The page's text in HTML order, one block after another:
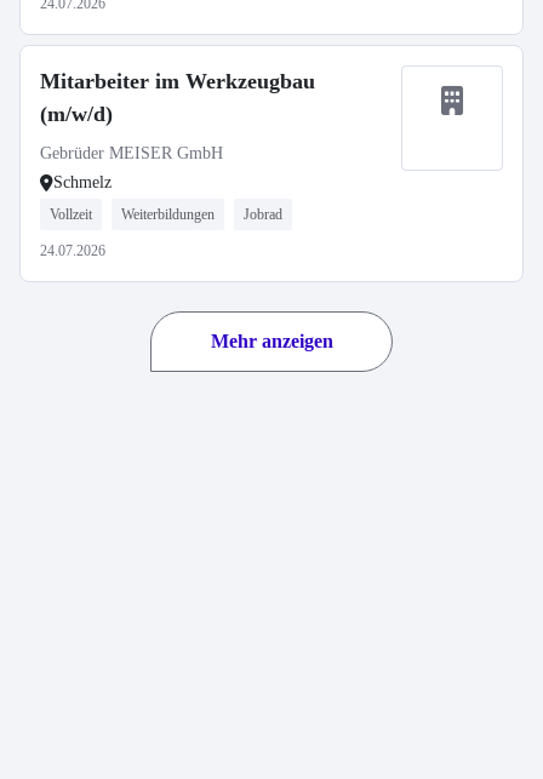
24.07.2026
Mitarbeiter im Werkzeugbau
(m/w/d)
Gebrüder MEISER GmbH
Schmelz
Vollzeit Weiterbildungen Jobrad
24.07.2026
Mehr anzeigen